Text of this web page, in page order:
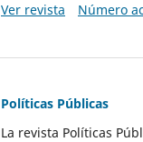
Ver revista
Número
Políticas Públicas
La revista Políticas